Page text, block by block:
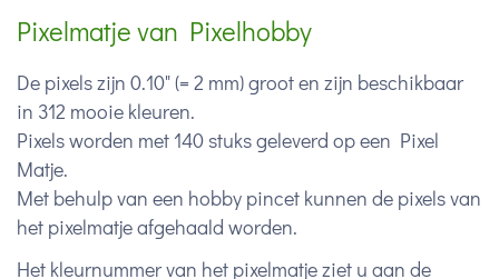
Pixelmatje van Pixelhobby
De pixels zijn 0.10" (= 2 mm) groot en zijn beschikbaar
in 312 mooie kleuren.
Pixels worden met 140 stuks geleverd op een Pixel
Matje.
Met behulp van een hobby pincet kunnen de pixels van
het pixelmatje afgehaald worden.
Het kleurnummer van het pixelmatje ziet u aan de